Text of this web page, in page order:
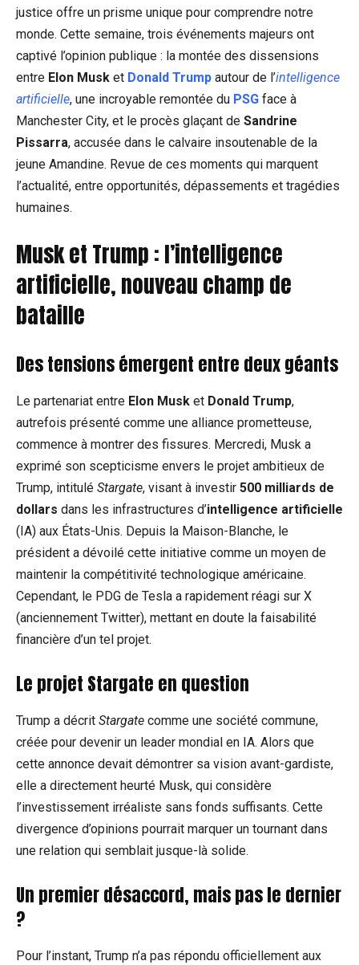
justice offre un prisme unique pour comprendre notre
monde. Cette semaine, trois événements majeurs ont
captivé l’opinion publique : la montée des dissensions
entre Elon Musk et Donald Trump autour de l’intelligence
artificielle, une incroyable remontée du PSG face à
Manchester City, et le procès glaçant de Sandrine
Pissarra, accusée dans le calvaire insoutenable de la
jeune Amandine. Revue de ces moments qui marquent
l’actualité, entre opportunités, dépassements et tragédies
humaines.
Musk et Trump : l’intelligence
artificielle, nouveau champ de
bataille
Des tensions émergent entre deux géants
Le partenariat entre Elon Musk et Donald Trump,
autrefois présenté comme une alliance prometteuse,
commence à montrer des fissures. Mercredi, Musk a
exprimé son scepticisme envers le projet ambitieux de
Trump, intitulé Stargate, visant à investir 500 milliards de
dollars dans les infrastructures d’intelligence artificielle
(IA) aux États-Unis. Depuis la Maison-Blanche, le
président a dévoilé cette initiative comme un moyen de
maintenir la compétitivité technologique américaine.
Cependant, le PDG de Tesla a rapidement réagi sur X
(anciennement Twitter), mettant en doute la faisabilité
financière d’un tel projet.
Le projet Stargate en question
Trump a décrit Stargate comme une société commune,
créée pour devenir un leader mondial en IA. Alors que
cette annonce devait démontrer sa vision avant-gardiste,
elle a directement heurté Musk, qui considère
l’investissement irréaliste sans fonds suffisants. Cette
divergence d’opinions pourrait marquer un tournant dans
une relation qui semblait jusque-là solide.
Un premier désaccord, mais pas le dernier
?
Pour l’instant, Trump n’a pas répondu officiellement aux